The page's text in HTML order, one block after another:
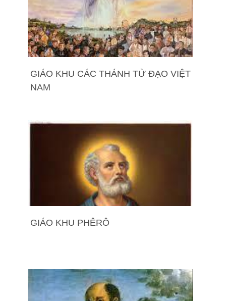
GIÁO KHU CÁC THÁNH TỬ ĐẠO VIỆT
NAM
GIÁO KHU PHÊRÔ